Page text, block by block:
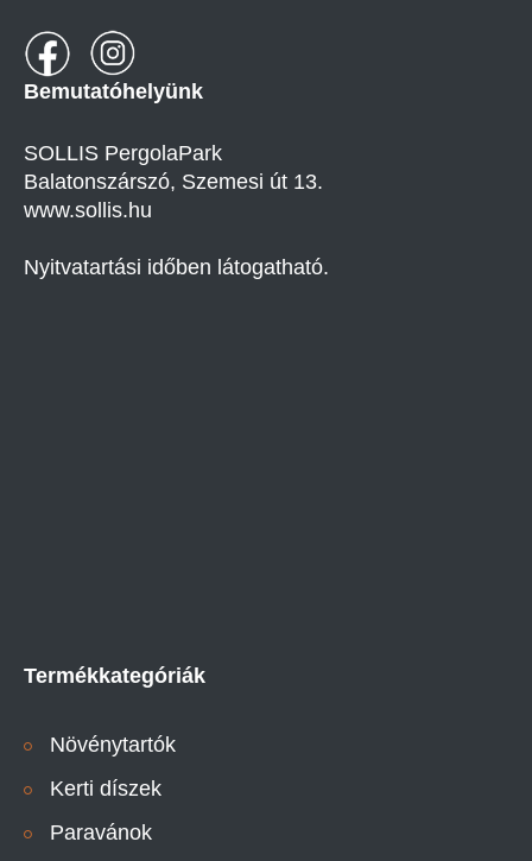
Bemutatóhelyünk
SOLLIS PergolaPark
Balatonszárszó, Szemesi út 13.
www.sollis.hu
Nyitvatartási időben látogatható.
Termékkategóriák
Növénytartók
Kerti díszek
Paravánok